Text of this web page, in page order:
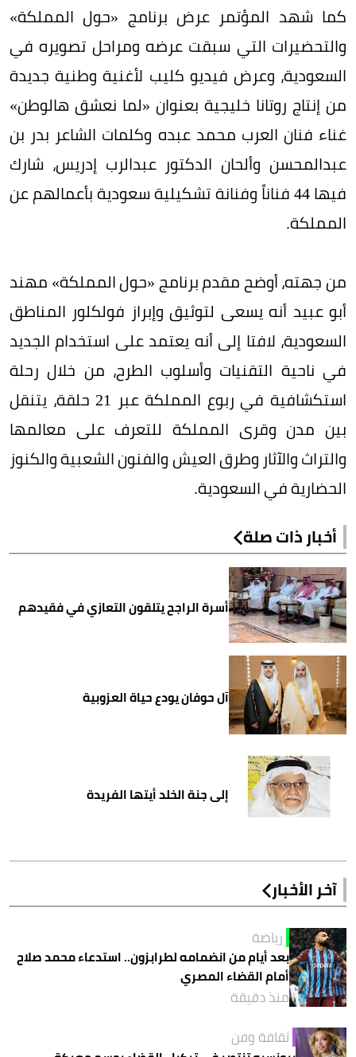
كما شهد المؤتمر عرض برنامج «حول المملكة»
والتحضيرات التي سبقت عرضه ومراحل تصويره في
السعودية، وعرض فيديو كليب لأغنية وطنية جديدة
من إنتاج روتانا خليجية بعنوان «لما نعشق هالوطن»
غناء فنان العرب محمد عبده وكلمات الشاعر بدر بن
عبدالمحسن وألحان الدكتور عبدالرب إدريس، شارك
فيها 44 فناناً وفنانة تشكيلية سعودية بأعمالهم عن
المملكة.
من جهته، أوضح مقدم برنامج «حول المملكة» مهند
أبو عبيد أنه يسعى لتوثيق وإبراز فولكلور المناطق
السعودية، لافتا إلى أنه يعتمد على استخدام الجديد
في ناحية التقنيات وأسلوب الطرح، من خلال رحلة
استكشافية في ربوع المملكة عبر 21 حلقة، يتنقل
بين مدن وقرى المملكة للتعرف على معالمها
والتراث والآثار وطرق العيش والفنون الشعبية والكنوز
الحضارية في السعودية.
أخبار ذات صلة
أسرة الراجح يتلقون التعازي في فقيدهم
آل حوفان يودع حياة العزوبية
إلى جنة الخلد أيتها الفريدة
آخر الأخبار
رياضة
بعد أيام من انضمامه لطرابزون.. استدعاء محمد صلاح
أمام القضاء المصري
منذ دقيقة
ثقافة وفن